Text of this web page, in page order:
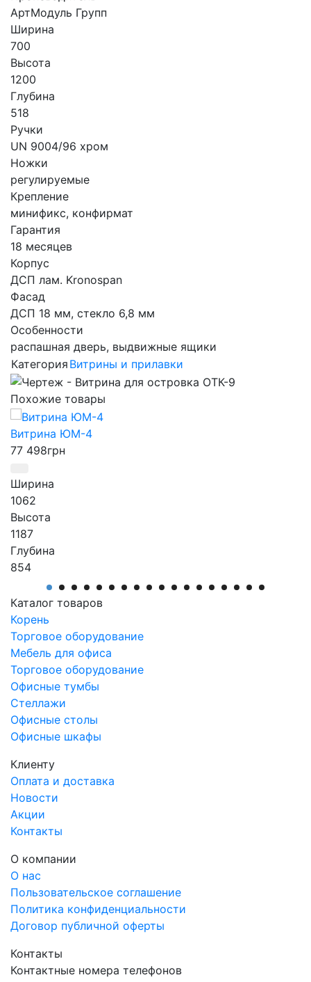
АртМодуль Групп
Ширина
700
Высота
1200
Глубина
518
Ручки
UN 9004/96 хром
Ножки
регулируемые
Крепление
минификс, конфирмат
Гарантия
18 месяцев
Корпус
ДСП лам. Kronospan
Фасад
ДСП 18 мм, стекло 6,8 мм
Особенности
распашная дверь, выдвижные ящики
Категория Витрины и прилавки
Похожие товары
Витрина ЮМ-4
77 498грн
Ширина
1062
Высота
1187
Глубина
854
Производитель
АртМодуль Групп
Назначение
ювелирный салон, салон часов, люкс бижутерия,
парфюмерия.
Артикул
ЮМ-4
Каталог товаров
Корень
Торговое оборудование
Мебель для офиса
Торговое оборудование
Офисные тумбы
Стеллажи
Офисные столы
Офисные шкафы
Клиенту
Оплата и доставка
Новости
Акции
Контакты
О компании
О нас
Пользовательское соглашение
Политика конфиденциальности
Договор публичной оферты
Контакты
Контактные номера телефонов